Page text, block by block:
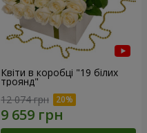
Квіти в коробці "19 білих
троянд"
12 074 грн